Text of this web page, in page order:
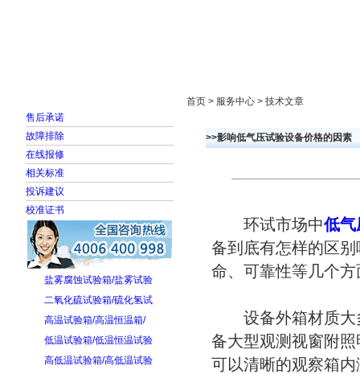
售后承诺
故障排除
在线报修
相关标准
投诉建议
校准证书
盐雾腐蚀试验箱/盐雾试验
二氧化硫试验箱/硫化氢试
高温试验箱/高温恒温箱/
低温试验箱/低温恒温试验
高低温试验箱/高低温试验
首页 > 服务中心 > 技术文章
>>影响低气压试验设备价格的因素
环试市场中低气
备到底有怎样的区
命、可靠性等几个
设备外箱材质大
备大型观测视窗附
可以清晰的观察箱